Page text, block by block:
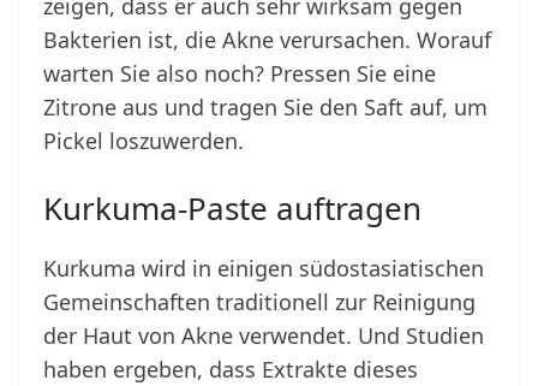
zeigen, dass er auch sehr wirksam gegen
Bakterien ist, die Akne verursachen. Worauf
warten Sie also noch? Pressen Sie eine
Zitrone aus und tragen Sie den Saft auf, um
Pickel loszuwerden.
Kurkuma-Paste auftragen
Kurkuma wird in einigen südostasiatischen
Gemeinschaften traditionell zur Reinigung
der Haut von Akne verwendet. Und Studien
haben ergeben, dass Extrakte dieses